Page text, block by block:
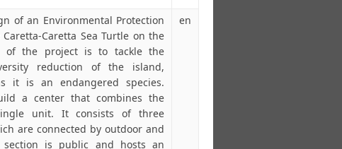
of an Environmental Protection
Caretta Sea Turtle on the
of the project is to tackle the
reduction of the island,
it is an endangered species.
a center that combines the
unit. It consists of three
are connected by outdoor and
is public and hosts an
en